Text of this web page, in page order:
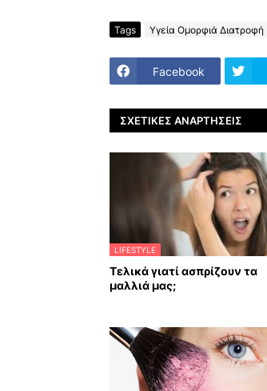
Tags Υγεία Ομορφιά Διατροφή
Facebook
ΣΧΕΤΙΚΈΣ ΑΝΑΡΤΉΣΕΙΣ
LIFESTYLE
Τελικά γιατί ασπρίζουν τα
μαλλιά μας;